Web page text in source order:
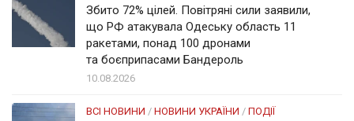
Збито 72% цілей. Повітряні сили заявили,
що РФ атакувала Одеську область 11
ракетами, понад 100 дронами
та боєприпасами Бандероль
10.08.2026
ВСІ НОВИНИ / НОВИНИ УКРАЇНИ / ПОДІЇ